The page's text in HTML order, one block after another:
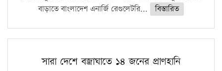
বাড়াতে বাংলাদেশ এনার্জি রেগুলেটরি...
বিস্তারিত
সারা দেশে বজ্রাঘাতে ১৪ জনের প্রাণহানি